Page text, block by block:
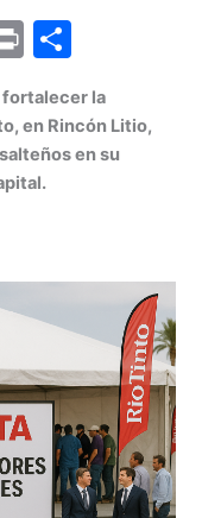
Pr
t
m
p
fortalecer la
en Rincón Litio,
en su